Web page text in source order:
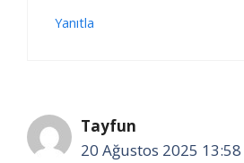
Yanıtla
Tayfun
20 Ağustos 2025 13:58